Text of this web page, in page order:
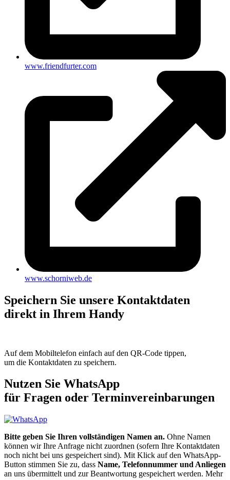
www.friendfurter.com
www.schorniweb.de
Speichern Sie unsere Kontaktdaten
direkt in Ihrem Handy
Auf dem Mobiltelefon einfach auf den QR-Code tippen,
um die Kontaktdaten zu speichern.
Nutzen Sie WhatsApp
für Fragen oder Terminvereinbarungen
Bitte geben Sie Ihren vollständigen Namen an. Ohne Namen
können wir Ihre Anfrage nicht zuordnen (sofern Ihre Kontaktdaten
noch nicht bei uns gespeichert sind). Mit Klick auf den WhatsApp-
Button stimmen Sie zu, dass Name, Telefonnummer und Anliegen
an uns übermittelt und zur Beantwortung gespeichert werden. Mehr